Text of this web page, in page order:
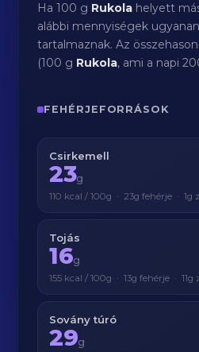
Ha 100 g Rukola helyett
alábbi mennyiségek
tartalmaznak. Az
(100 g Rukola, ami a napi
FEHÉRJEFORRÁSOK
Csirkemell
23g
110 kcal / 100g · 23g fehérje · 1g
Tojás
16g
155 kcal / 100g · 13g fehérje · 11g
Sovány túró
29g